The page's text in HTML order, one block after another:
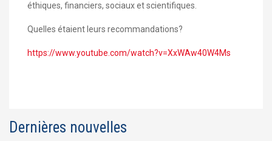
éthiques, financiers, sociaux et scientifiques.
Quelles étaient leurs recommandations?
https://www.youtube.com/watch?v=XxWAw40W4Ms
Dernières nouvelles